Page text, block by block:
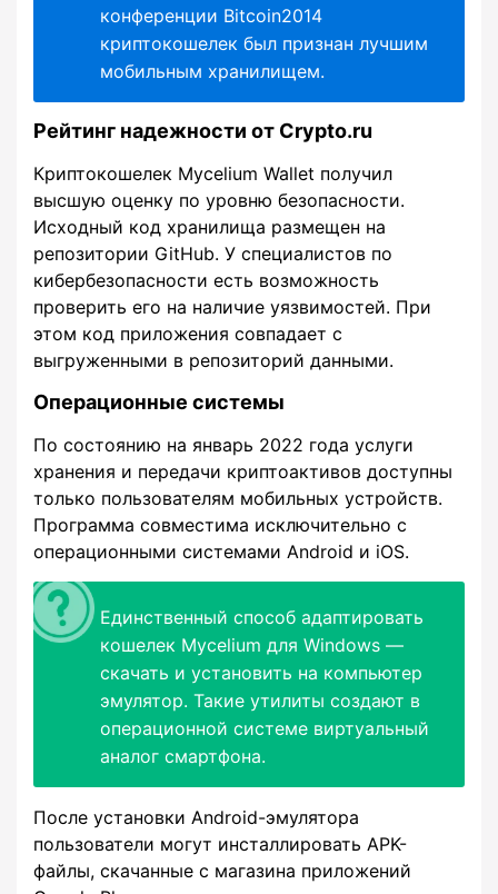
конференции Bitcoin2014
криптокошелек был признан лучшим
мобильным хранилищем.
Рейтинг надежности от Crypto.ru
Криптокошелек Mycelium Wallet получил
высшую оценку по уровню безопасности.
Исходный код хранилища размещен на
репозитории GitHub. У специалистов по
кибербезопасности есть возможность
проверить его на наличие уязвимостей. При
этом код приложения совпадает с
выгруженными в репозиторий данными.
Операционные системы
По состоянию на январь 2022 года услуги
хранения и передачи криптоактивов доступны
только пользователям мобильных устройств.
Программа совместима исключительно с
операционными системами Android и iOS.
Единственный способ адаптировать
кошелек Mycelium для Windows ―
скачать и установить на компьютер
эмулятор. Такие утилиты создают в
операционной системе виртуальный
аналог смартфона.
После установки Android-эмулятора
пользователи могут инсталлировать APK-
файлы, скачанные с магазина приложений